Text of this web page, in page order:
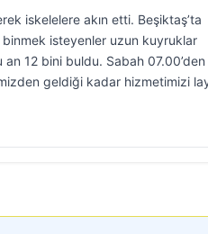
iskelelere akın etti. Beşiktaş’ta
isteyenler uzun kuyruklar
an 12 bini buldu. Sabah
geldiği kadar hizmetimizi